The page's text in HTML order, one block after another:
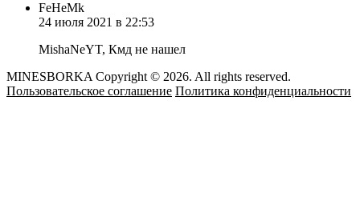
FeHeMk
24 июля 2021 в 22:53
MishaNeYT, Кмд не нашел
MINESBORKA Copyright © 2026. All rights reserved.
Пользовательское соглашение Политика конфиденциальности